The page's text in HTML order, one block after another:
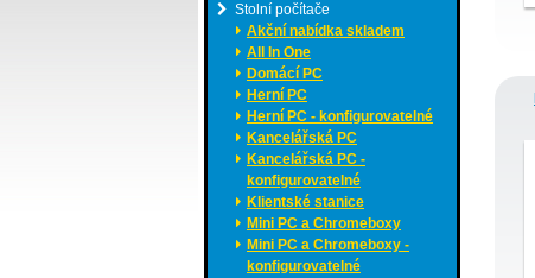
Stolní počítače
Akční nabídka skladem
All In One
Domácí PC
Herní PC
Herní PC - konfigurovatelné
Kancelářská PC
Kancelářská PC -
konfigurovatelné
Klientské stanice
Mini PC a Chromeboxy
Mini PC a Chromeboxy -
konfigurovatelné